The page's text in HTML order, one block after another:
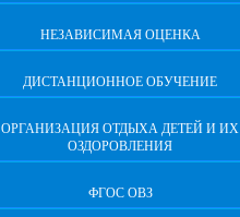
НЕЗАВИСИМАЯ ОЦЕНКА
ДИСТАНЦИОННОЕ ОБУЧЕНИЕ
ОРГАНИЗАЦИЯ ОТДЫХА ДЕТЕЙ И ИХ
ОЗДОРОВЛЕНИЯ
ФГОС ОВЗ